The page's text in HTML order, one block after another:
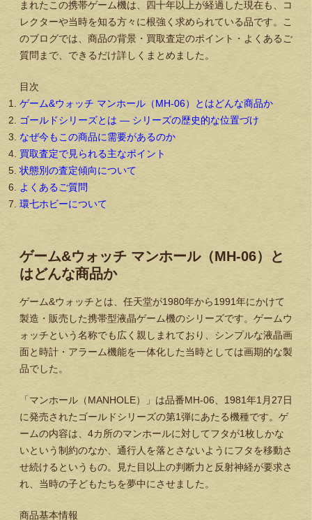
まれたこの携帯ゲーム機は、四十年以上が経過した現在も、コ
レクターや当時を知る方々に根強く求められている品です。こ
のブログでは、商品の背景・買取査定のポイント・よくあるご
質問まで、できるだけ詳しくまとめました。
目次
ゲーム&ウォッチ マンホール（MH-06）とはどんな商品か
ゴールドシリーズとは — シリーズの歴史的な位置づけ
なぜ今もこの商品に需要があるのか
買取査定で見られる主なポイント
状態別の査定傾向について
よくあるご質問
環七ホビーについて
ゲーム&ウォッチ マンホール（MH-06）と
はどんな商品か
ゲーム&ウォッチとは、任天堂が1980年から1991年にかけて
製造・販売した携帯型液晶ゲーム機のシリーズです。ゲームウ
ォッチという名称でも広く親しまれており、シンプルな液晶画
面と時計・アラーム機能を一体化した当時としては画期的な製
品でした。
「マンホール（MANHOLE）」は品番MH-06、1981年1月27日
に発売されたゴールドシリーズの第1弾にあたる機種です。ゲ
ームの内容は、4カ所のマンホールに対してフタが1枚しかな
いという制約のなか、通行人を落とさないようにフタを移動さ
せ続けるというもの。見た目以上の判断力と反射神経が要求さ
れ、当時の子どもたちを夢中にさせました。
商品基本情報